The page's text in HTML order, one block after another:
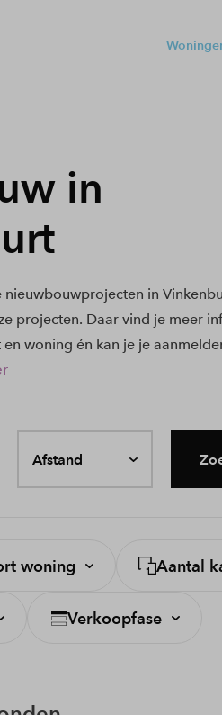
in
in
projecten. Daar vind je meer
woning én kan je je
Afstand
woning Aantal
Verkoopfase